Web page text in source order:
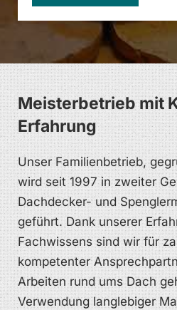
Meisterbetrieb mit
Erfahrung
Unser Familienbetrieb,
wird seit 1997 in zweiter
Dachdecker- und
geführt. Dank unserer
Fachwissens sind wir für
kompetenter
Arbeiten rund ums Dach
Verwendung langlebiger